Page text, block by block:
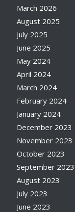
March 2026
August 2025
July 2025
June 2025
May 2024
April 2024
March 2024
February 2024
January 2024
December 2023
November 2023
October 2023
September 2023
August 2023
July 2023
June 2023